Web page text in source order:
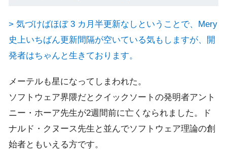
> 気づけばほぼ 3 カ月半更新なしということで、Mery
史上いちばん更新間隔が空いている気もしますが、開
発者はちゃんと生きております。
メーテルも星になってしまわれた。
ソフトウェア界隈だとクイックソートの発明者アント
ニー・ホーア先生が2週間前に亡くなられました。ド
ナルド・クヌース先生と並んでソフトウェア理論の創
始者ともいえる方です。